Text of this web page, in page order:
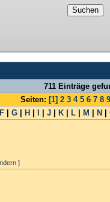
711 Einträge
Seiten: [1] 2 3 4 5 6 7 8 9
F G H J K L M N
]